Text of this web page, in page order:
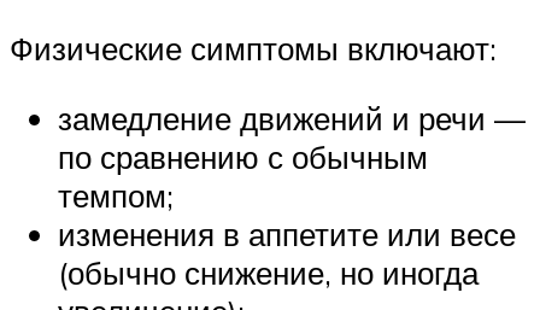
Физические симптомы включают:
замедление движений и речи —
по сравнению с обычным
темпом;
изменения в аппетите или весе
(обычно снижение, но иногда